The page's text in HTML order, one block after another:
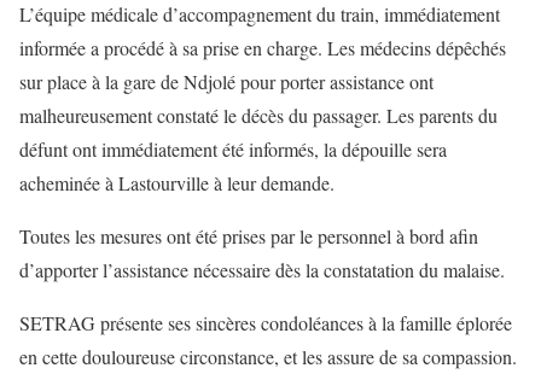
L’équipe médicale d’accompagnement du train, immédiatement
informée a procédé à sa prise en charge. Les médecins dépêchés
sur place à la gare de Ndjolé pour porter assistance ont
malheureusement constaté le décès du passager. Les parents du
défunt ont immédiatement été informés, la dépouille sera
acheminée à Lastourville à leur demande.
Toutes les mesures ont été prises par le personnel à bord afin
d’apporter l’assistance nécessaire dès la constatation du malaise.
SETRAG présente ses sincères condoléances à la famille éplorée
en cette douloureuse circonstance, et les assure de sa compassion.